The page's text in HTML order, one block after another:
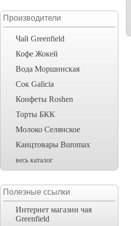
Производители
Чай Greenfield
Кофе Жокей
Вода Моршинская
Сок Galicia
Конфеты Roshen
Торты БКК
Молоко Селянское
Канцтовары Buromax
весь каталог
Полезные ссылки
Интернет магазин чая
Greenfield